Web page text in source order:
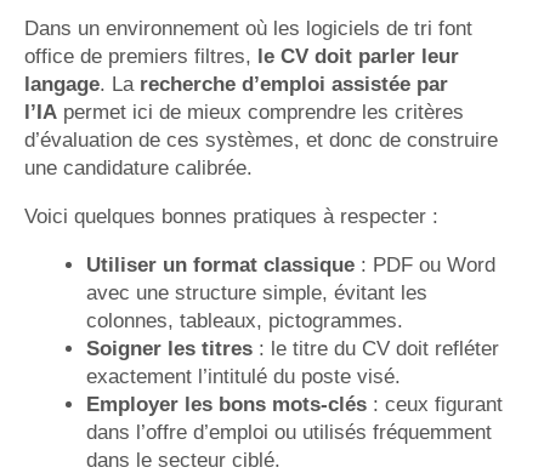
Dans un environnement où les logiciels de tri font
office de premiers filtres, le CV doit parler leur
langage. La recherche d’emploi assistée par
l’IA permet ici de mieux comprendre les critères
d’évaluation de ces systèmes, et donc de construire
une candidature calibrée.
Voici quelques bonnes pratiques à respecter :
Utiliser un format classique : PDF ou Word
avec une structure simple, évitant les
colonnes, tableaux, pictogrammes.
Soigner les titres : le titre du CV doit refléter
exactement l’intitulé du poste visé.
Employer les bons mots-clés : ceux figurant
dans l’offre d’emploi ou utilisés fréquemment
dans le secteur ciblé.